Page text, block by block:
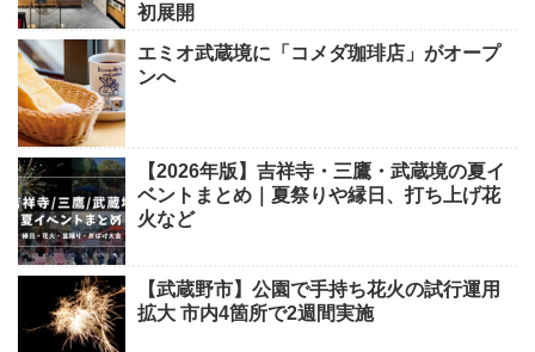
初展開
エミオ武蔵境に「コメダ珈琲店」がオープ
ンへ
【2026年版】吉祥寺・三鷹・武蔵境の夏イ
ベントまとめ｜夏祭りや縁日、打ち上げ花
火など
【武蔵野市】公園で手持ち花火の試行運用
拡大 市内4箇所で2週間実施